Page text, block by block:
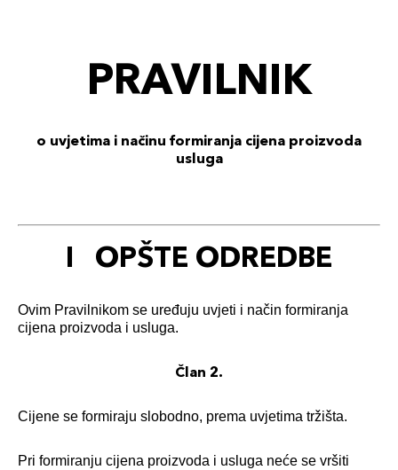
PRAVILNIK
o uvjetima i načinu formiranja cijena proizvoda
usluga
I OPŠTE ODREDBE
Ovim Pravilnikom se uređuju uvjeti i način formiranja
cijena proizvoda i usluga.
Član 2.
Cijene se formiraju slobodno, prema uvjetima tržišta.
Pri formiranju cijena proizvoda i usluga neće se vršiti